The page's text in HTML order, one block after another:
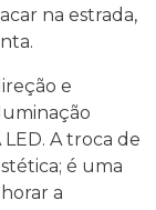
na estrada,
e
A troca de
é uma
a